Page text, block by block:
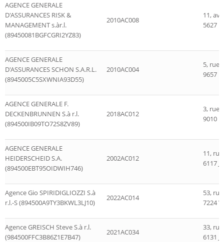
AGENCE GENERALE
D'ASSURANCES RISK &
MANAGEMENT s.àr.l.
(89450081BGFCGRI2YZ83)
2010AC008
11,
5627
AGENCE GENERALE
D'ASSURANCES SCHON S.A.R.L.
(8945005C5SXWNIA93D55)
2010AC004
5, rue
9657
AGENCE GENERALE F.
DECKENBRUNNEN S.à r.l.
(894500IB09TO72S8ZV89)
2018AC012
3, rue
9010
AGENCE GENERALE
HEIDERSCHEID S.A.
(894500EBT95OIDWIH746)
2002AC012
11,
6117
Agence Gio SPIRIDIGLIOZZI S.à
r.l.-S (894500A9TY3BKWL3LJ10)
2022AC014
53,
7224
Agence GREISCH Steve S.à r.l.
(984500FFC3B86Z1E7B47)
2021AC034
33,
6131